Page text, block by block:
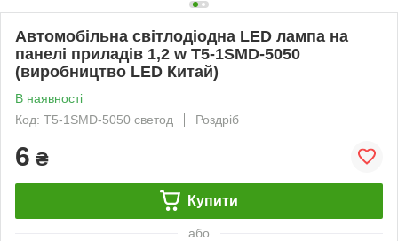
Автомобільна світлодіодна LED лампа на
панелі приладів 1,2 w T5-1SMD-5050
(виробництво LED Китай)
В наявності
Код: T5-1SMD-5050 светод
Роздріб
6 ₴
Купити
або